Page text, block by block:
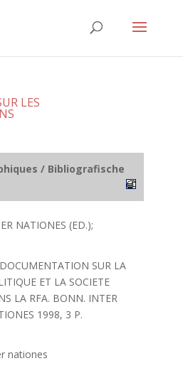
LES
/ Bibliografische
NATIONES (ED.);
SUR LA
ET LA SOCIETE
LA RFA. BONN. INTER
1998, 3 P.
nationes